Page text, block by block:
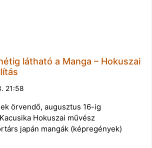
látható a Manga – Hokuszai
21:58
örvendő, augusztus 16-ig
Hokuszai művész
japán mangák (képregények)